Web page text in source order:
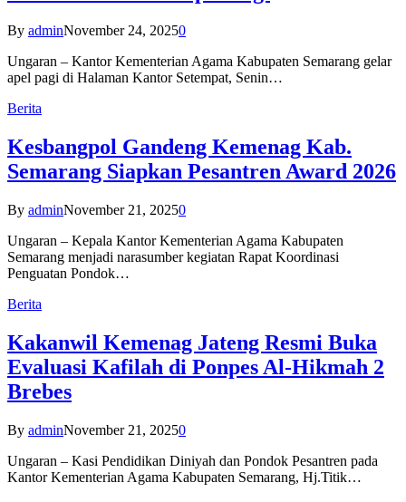
By adminNovember 24, 20250
Ungaran – Kantor Kementerian Agama Kabupaten Semarang gelar
apel pagi di Halaman Kantor Setempat, Senin…
Berita
Kesbangpol Gandeng Kemenag Kab.
Semarang Siapkan Pesantren Award 2026
By adminNovember 21, 20250
Ungaran – Kepala Kantor Kementerian Agama Kabupaten
Semarang menjadi narasumber kegiatan Rapat Koordinasi
Penguatan Pondok…
Berita
Kakanwil Kemenag Jateng Resmi Buka
Evaluasi Kafilah di Ponpes Al-Hikmah 2
Brebes
By adminNovember 21, 20250
Ungaran – Kasi Pendidikan Diniyah dan Pondok Pesantren pada
Kantor Kementerian Agama Kabupaten Semarang, Hj.Titik…